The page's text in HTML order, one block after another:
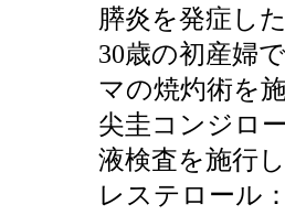
膵炎を発症し
30歳の初産婦
マの焼灼術を
尖圭コンジロ
液検査を施行
レステロール